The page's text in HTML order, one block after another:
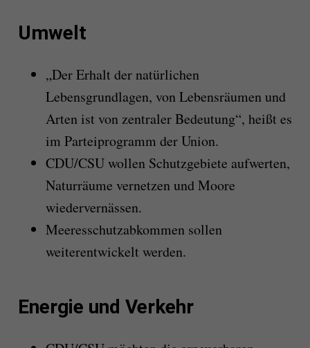
Umwelt
„Der Erhalt der natürlichen
Lebensgrundlagen, von Lebensräumen und
Arten ist von zentraler Bedeutung“, heißt es
im Parteiprogramm der Union.
CDU/CSU wollen Schutzgebiete aufwerten,
Naturräume vernetzen und Moore
wiedervernässen.
Meeresschutzabkommen sollen
weiterentwickelt werden.
Energie und Verkehr